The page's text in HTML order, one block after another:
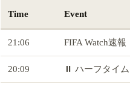
Time Event
21:06 FIFA Watch速報
20:09 ⏸️ ハーフタイム